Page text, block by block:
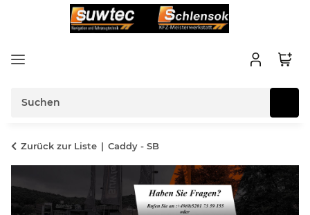
Zurück zur Liste Caddy - SB